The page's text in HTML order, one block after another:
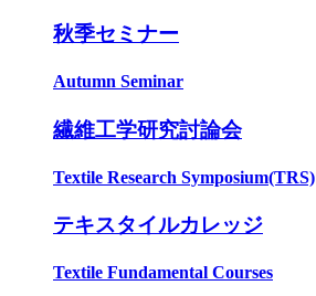
秋季セミナー
Autumn Seminar
繊維工学研究討論会
Textile Research Symposium(TRS)
テキスタイルカレッジ
Textile Fundamental Courses